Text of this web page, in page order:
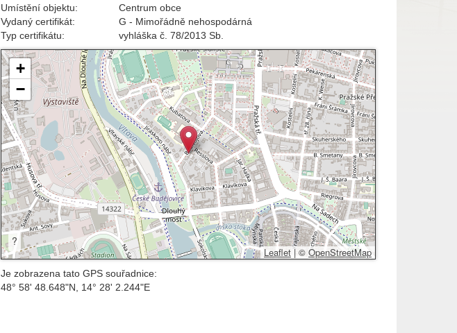
Umístění objektu:
Centrum obce
Vydaný certifikát:
G - Mimořádně nehospodárná
Typ certifikátu:
vyhláška č. 78/2013 Sb.
+
−
?
Leaflet | © OpenStreetMap
Je zobrazena tato GPS souřadnice:
48° 58' 48.648"N, 14° 28' 2.244"E